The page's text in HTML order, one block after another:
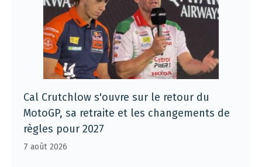
Cal Crutchlow s'ouvre sur le retour du
MotoGP, sa retraite et les changements de
règles pour 2027
7 août 2026